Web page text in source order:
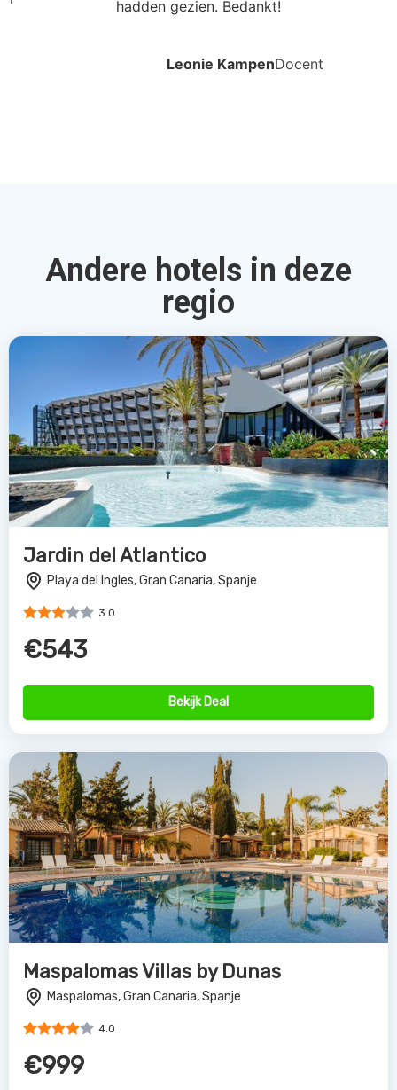
hadden gezien. Bedankt!
Leonie KampenDocent
Andere hotels in deze
regio
Jardin del Atlantico
Playa del Ingles, Gran Canaria, Spanje
3.0
€543
Bekijk Deal
Maspalomas Villas by Dunas
Maspalomas, Gran Canaria, Spanje
4.0
€999